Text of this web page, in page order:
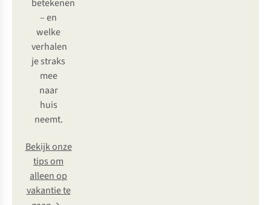
betekenen
– en
welke
verhalen
je straks
mee
naar
huis
neemt.
Bekijk onze
tips om
alleen op
vakantie te